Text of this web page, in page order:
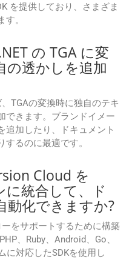
を提供しており、さまざま
。
の TGA に変
の透かしを追加
TGAの変換時に独自のテキ
できます。ブランドイメー
追加したり、ドキュメント
るのに最適です。
Cloud を
に統合して、ド
動化できますか?
をサポートするために構築
、Ruby、Android、Go、
に対応したSDKを使用し